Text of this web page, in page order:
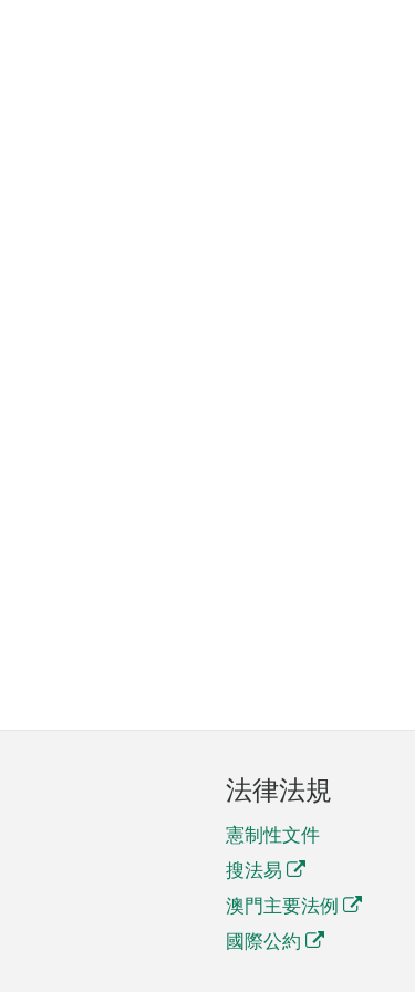
法律法規
憲制性文件
搜法易
澳門主要法例
國際公約